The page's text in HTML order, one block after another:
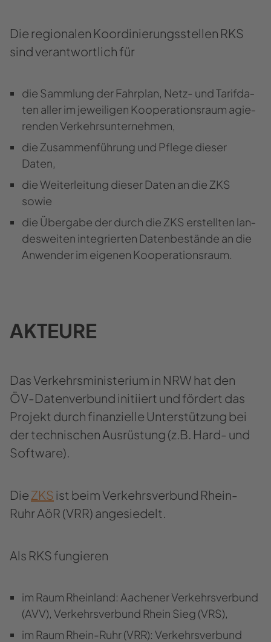
Die re­gio­na­len Ko­or­di­nie­rungs­stel­len RKS
sind ver­ant­wort­lich für
die Samm­lung der Fahr­plan, Netz- und Ta­rif­da­
ten aller im je­wei­li­gen Ko­ope­ra­ti­ons­raum agie­
ren­den Ver­kehrs­un­ter­neh­men,
die Zu­sam­men­füh­rung und Pfle­ge die­ser
Daten,
die Wei­ter­lei­tung die­ser Daten an die ZKS
sowie
die Über­ga­be der durch die ZKS er­stell­ten lan­
des­wei­ten in­te­grier­ten Da­ten­be­stän­de an die
An­wen­der im ei­ge­nen Ko­ope­ra­ti­ons­raum.
AK­TEU­RE
Das Ver­kehrs­mi­nis­te­ri­um in NRW hat den
ÖV-​Datenverbund in­iti­iert und för­dert das
Pro­jekt durch fi­nan­zi­el­le Un­ter­stüt­zung bei
der tech­ni­schen Aus­rüs­tung (z.B. Hard- und
Soft­ware).
Die ZKS ist beim Ver­kehrs­ver­bund Rhein-​
Ruhr AöR (VRR) an­ge­sie­delt.
Als RKS fun­gie­ren
im Raum Rhein­land: Aa­che­ner Ver­kehrs­ver­bund
(AVV), Ver­kehrs­ver­bund Rhein Sieg (VRS),
im Raum Rhein-​Ruhr (VRR): Ver­kehrs­ver­bund